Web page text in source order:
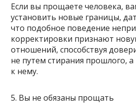
Если вы прощаете человека,
установить новые границы,
что подобное поведение
корректировки признают
отношений, способствуя
не путем стирания прошлого,
к нему.
5. Вы не обязаны прощать